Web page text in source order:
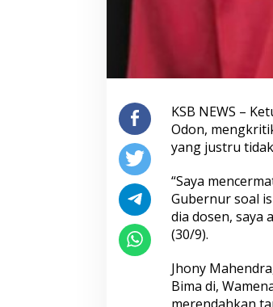
KSB NEWS –
Odon,
yang justru
“Saya
Gubernur soal
dia dosen, saya
(30/9).
Jhony
Bima di,